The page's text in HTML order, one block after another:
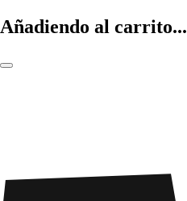
Añadiendo al carrito...